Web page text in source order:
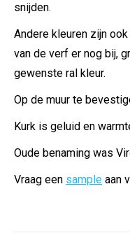
snijden.
Andere kleuren zijn
van de verf er nog bij,
gewenste ral kleur.
Op de muur te
Kurk is geluid en
Oude benaming was
Vraag een sample aan